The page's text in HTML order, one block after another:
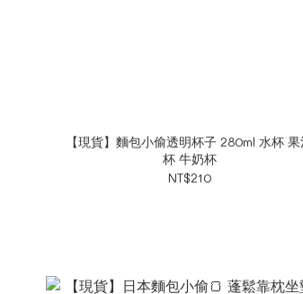
【現貨】麵包小偷透明杯子 280ml 水杯
杯 牛奶杯
NT$210